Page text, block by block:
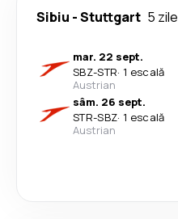
Sibiu -Stuttgart 5 zile
mar. 22 sept.
SBZ-STR· 1 escală
Austrian
sâm. 26 sept.
STR-SBZ· 1 escală
Austrian